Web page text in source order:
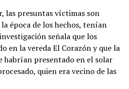
las presuntas víctimas son
época de los hechos, tenían
señala que los
en la vereda El Corazón y que la
habrían presentado en el solar
quien era vecino de las